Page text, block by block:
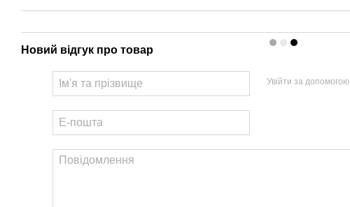
Новий відгук про товар
Увійти за допомогою